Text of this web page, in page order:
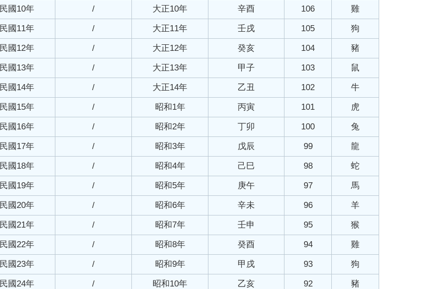
民國10年 / 大正10年 辛酉 106 雞
民國11年 / 大正11年 壬戌 105 狗
民國12年 / 大正12年 癸亥 104 豬
民國13年 / 大正13年 甲子 103 鼠
民國14年 / 大正14年 乙丑 102 牛
民國15年 / 昭和1年 丙寅 101 虎
民國16年 / 昭和2年 丁卯 100 兔
民國17年 / 昭和3年 戊辰 99 龍
民國18年 / 昭和4年 己巳 98 蛇
民國19年 / 昭和5年 庚午 97 馬
民國20年 / 昭和6年 辛未 96 羊
民國21年 / 昭和7年 壬申 95 猴
民國22年 / 昭和8年 癸酉 94 雞
民國23年 / 昭和9年 甲戌 93 狗
民國24年 / 昭和10年 乙亥 92 豬